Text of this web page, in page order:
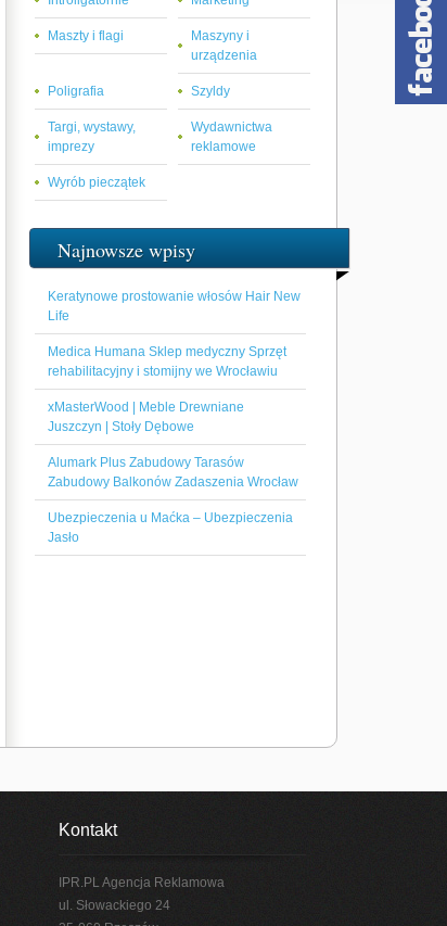
Maszty i flagi
Maszyny i
urządzenia
Poligrafia Szyldy
Targi, wystawy,
imprezy
Wydawnictwa
reklamowe
Wyrób pieczątek
Najnowsze wpisy
Keratynowe prostowanie włosów Hair New
Life
Medica Humana Sklep medyczny Sprzęt
rehabilitacyjny i stomijny we Wrocławiu
xMasterWood | Meble Drewniane
Juszczyn | Stoły Dębowe
Alumark Plus Zabudowy Tarasów
Zabudowy Balkonów Zadaszenia Wrocław
Ubezpieczenia u Maćka – Ubezpieczenia
Jasło
Kontakt
IPR.PL Agencja Reklamowa
ul. Słowackiego 24